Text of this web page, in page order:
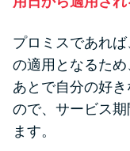
プロミスであれ
の適用となるため
あとで自分の好
ので、サービス
ます。